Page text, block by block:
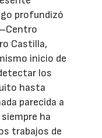
profundizó
Castilla,
inicio de
los
hasta
parecida a
ha
trabajos de